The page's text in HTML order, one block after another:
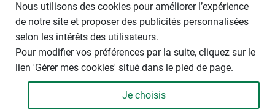
Parfums Dr Bronner's
- +
Nous utilisons des cookies pour améliorer l’expérience
de notre site et proposer des publicités personnalisées
selon les intérêts des utilisateurs.
Pour modifier vos préférences par la suite, cliquez sur le
lien 'Gérer mes cookies' situé dans le pied de page.
Je choisis